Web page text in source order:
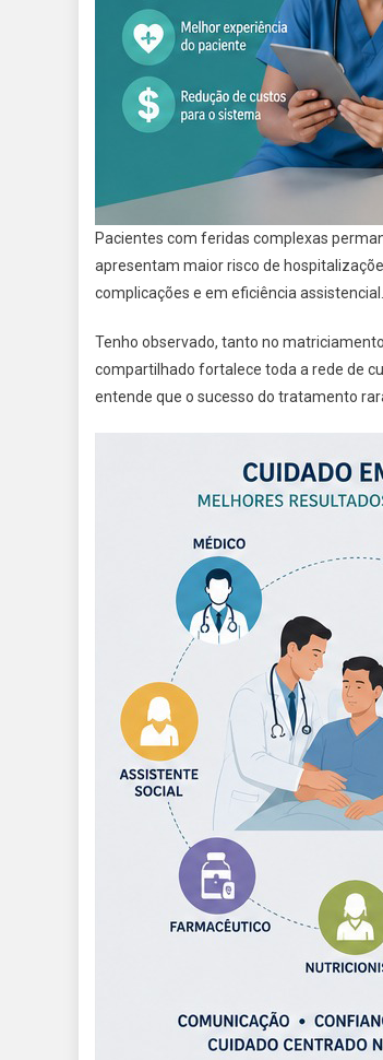
Pacientes com feridas complexas
apresentam maior risco de
complicações e em eficiência assistencial.
Tenho observado, tanto no
compartilhado fortalece toda a rede de
entende que o sucesso do tratamento